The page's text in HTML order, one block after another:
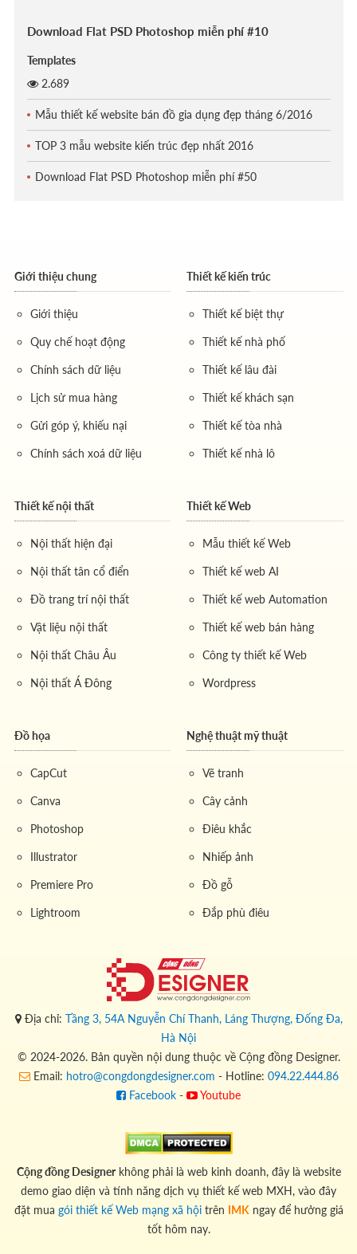
Download Flat PSD Photoshop miễn phí #10
Templates
2.689
Mẫu thiết kế website bán đồ gia dụng đẹp tháng 6/2016
TOP 3 mẫu website kiến trúc đẹp nhất 2016
Download Flat PSD Photoshop miễn phí #50
Giới thiệu chung
Giới thiệu
Quy chế hoạt động
Chính sách dữ liệu
Lịch sử mua hàng
Gửi góp ý, khiếu nại
Chính sách xoá dữ liệu
Thiết kế kiến trúc
Thiết kế biệt thự
Thiết kế nhà phố
Thiết kế lâu đài
Thiết kế khách sạn
Thiết kế tòa nhà
Thiết kế nhà lô
Thiết kế nội thất
Nội thất hiện đại
Nội thất tân cổ điển
Đồ trang trí nội thất
Vật liệu nội thất
Nội thất Châu Âu
Nội thất Á Đông
Thiết kế Web
Mẫu thiết kế Web
Thiết kế web AI
Thiết kế web Automation
Thiết kế web bán hàng
Công ty thiết kế Web
Wordpress
Đồ họa
CapCut
Canva
Photoshop
Illustrator
Premiere Pro
Lightroom
Nghệ thuật mỹ thuật
Vẽ tranh
Cây cảnh
Điêu khắc
Nhiếp ảnh
Đồ gỗ
Đắp phù điêu
Địa chỉ: Tầng 3, 54A Nguyễn Chí Thanh, Láng Thượng, Đống Đa,
Hà Nội
© 2024-2026. Bản quyền nội dung thuộc về Cộng đồng Designer.
Email: hotro@congdongdesigner.com - Hotline: 094.22.444.86
Facebook - Youtube
Cộng đồng Designerkhông phải là web kinh doanh, đây là website
demo giao diện và tính năng dịch vụ thiết kế web MXH, vào đây
đặt mua gói thiết kế Web mạng xã hộitrên IMKngay để hưởng giá
tốt hôm nay.